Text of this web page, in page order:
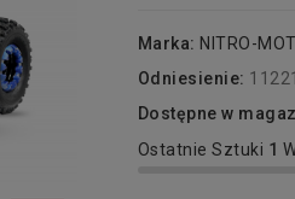
Marka: NITRO-
Odniesienie:
Dostępne w
Ostatnie Sztuki 1